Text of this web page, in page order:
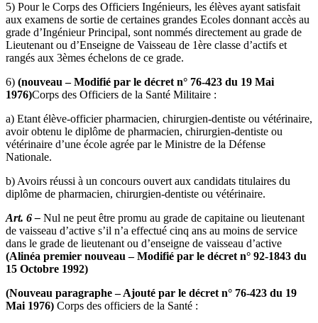
5) Pour le Corps des Officiers Ingénieurs, les élèves ayant satisfait
aux examens de sortie de certaines grandes Ecoles donnant accès au
grade d’Ingénieur Principal, sont nommés directement au grade de
Lieutenant ou d’Enseigne de Vaisseau de 1ère classe d’actifs et
rangés aux 3èmes échelons de ce grade.
6) (nouveau – Modifié par le décret n° 76-423 du 19 Mai
1976)Corps des Officiers de la Santé Militaire :
a) Etant élève-officier pharmacien, chirurgien-dentiste ou vétérinaire,
avoir obtenu le diplôme de pharmacien, chirurgien-dentiste ou
vétérinaire d’une école agrée par le Ministre de la Défense
Nationale.
b) Avoirs réussi à un concours ouvert aux candidats titu­laires du
diplôme de pharmacien, chirurgien-dentiste ou vétérinaire.
Art. 6 – Nul ne peut être promu au grade de capitaine ou lieutenant
de vaisseau d’active s’il n’a effectué cinq ans au moins de service
dans le grade de lieutenant ou d’enseigne de vaisseau d’active
(Alinéa premier nouveau – Modifié par le décret n° 92-1843 du
15 Octobre 1992)
(Nouveau paragraphe – Ajouté par le décret n° 76-423 du 19
Mai 1976) Corps des officiers de la Santé :